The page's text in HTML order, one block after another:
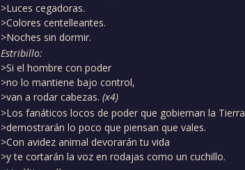
>Luces cegadoras.
>Colores centelleantes.
>Noches sin dormir.
Estribillo:
>Si el hombre con poder
>no lo mantiene bajo control,
>van a rodar cabezas. (x4)
>Los fanáticos locos de poder que gobiernan la Tierra
>demostrarán lo poco que piensan que vales.
>Con avidez animal devorarán tu vida
>y te cortarán la voz en rodajas como un cuchillo.